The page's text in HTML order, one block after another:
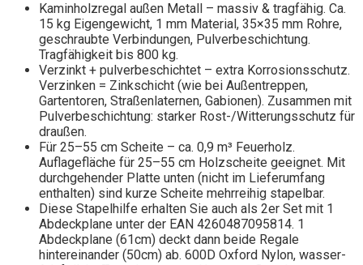
Kaminholzregal außen Metall – massiv & tragfähig. Ca.
15 kg Eigengewicht, 1 mm Material, 35×35 mm Rohre,
geschraubte Verbindungen, Pulverbeschichtung.
Tragfähigkeit bis 800 kg.
Verzinkt + pulverbeschichtet – extra Korrosionsschutz.
Verzinken = Zinkschicht (wie bei Außentreppen,
Gartentoren, Straßenlaternen, Gabionen). Zusammen mit
Pulverbeschichtung: starker Rost-/Witterungsschutz für
draußen.
Für 25–55 cm Scheite – ca. 0,9 m³ Feuerholz.
Auflagefläche für 25–55 cm Holzscheite geeignet. Mit
durchgehender Platte unten (nicht im Lieferumfang
enthalten) sind kurze Scheite mehrreihig stapelbar.
Diese Stapelhilfe erhalten Sie auch als 2er Set mit 1
Abdeckplane unter der EAN 4260487095814. 1
Abdeckplane (61cm) deckt dann beide Regale
hintereinander (50cm) ab. 600D Oxford Nylon, wasser-